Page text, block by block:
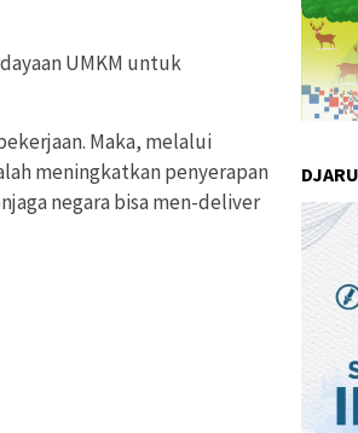
UMKM untuk
Maka, melalui
meningkatkan penyerapan
negara bisa men-deliver